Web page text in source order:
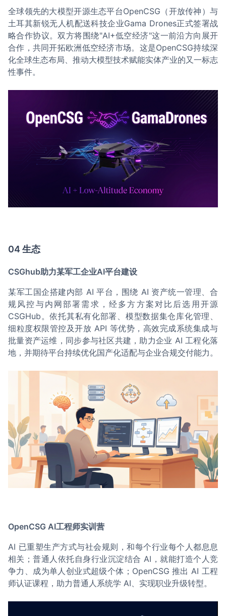
全球领先的大模型开源生态平台OpenCSG（开放传神）与
土耳其新锐无人机配送科技企业Gama Drones正式签署战
略合作协议。双方将围绕"AI+低空经济"这一前沿方向展开
合作，共同开拓欧洲低空经济市场。这是OpenCSG持续深
化全球生态布局、推动大模型技术赋能实体产业的又一标志
性事件。
04 生态
CSGhub助力某军工企业AI平台建设
某军工国企搭建内部 AI 平台，围绕 AI 资产统一管理、合
规风控与内网部署需求，经多方方案对比后选用开源
CSGHub。依托其私有化部署、模型数据集仓库化管理、
细粒度权限管控及开放 API 等优势，高效完成系统集成与
批量资产运维，同步参与社区共建，助力企业 AI 工程化落
地，并期待平台持续优化国产化适配与企业合规交付能力。
OpenCSG AI工程师实训营
AI 已重塑生产方式与社会规则，和每个行业每个人都息息
相关；普通人依托自身行业沉淀结合 AI，就能打造个人竞
争力、成为单人创业式超级个体；OpenCSG 推出 AI 工程
师认证课程，助力普通人系统学 AI、实现职业升级转型。